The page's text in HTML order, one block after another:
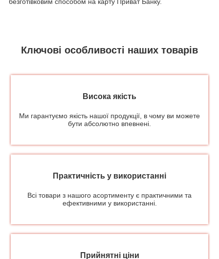
Ключові особливості наших товарів
Висока якість
Ми гарантуємо якість нашої продукції, в чому ви можете
бути абсолютно впевнені.
Практичність у використанні
Всі товари з нашого асортименту є практичними та
ефективними у використанні.
Прийнятні ціни